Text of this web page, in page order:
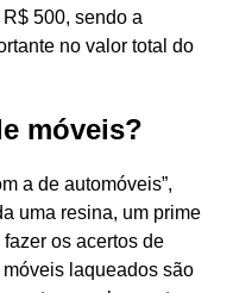
500, sendo a
no valor total do
móveis?
a de automóveis”,
uma resina, um prime
os acertos de
laqueados são